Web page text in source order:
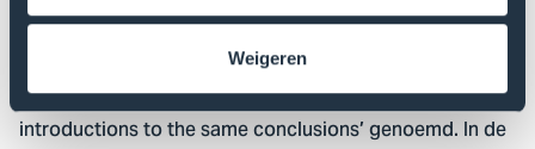
Weigeren
hetzelfde, met een grote focus op leefstijl: roken,
drinken, voeding en bewegen. Ik heb mijn
wetenschappelijke publicatie daarom ook ‘new
introductions to the same conclusions’ genoemd. In de